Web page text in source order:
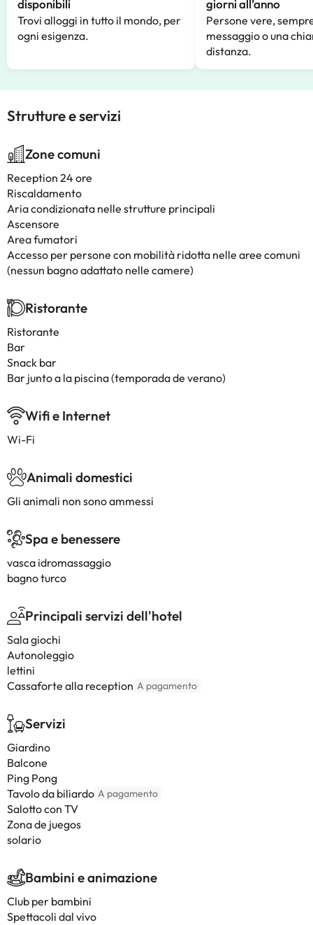
disponibili
Trovi alloggi in tutto il mondo, per
ogni esigenza.
giorni all’anno
Persone vere,
messaggio o una
distanza.
Strutture e servizi
Zone comuni
Reception 24 ore
Riscaldamento
Aria condizionata nelle strutture principali
Ascensore
Area fumatori
Accesso per persone con mobilità ridotta nelle aree comuni
(nessun bagno adattato nelle camere)
Ristorante
Ristorante
Bar
Snack bar
Bar junto a la piscina (temporada de verano)
Wifi e Internet
Wi-Fi
Animali domestici
Gli animali non sono ammessi
Spa e benessere
vasca idromassaggio
bagno turco
Principali servizi dell'hotel
Sala giochi
Autonoleggio
lettini
Cassaforte alla reception A pagamento
Servizi
Giardino
Balcone
Ping Pong
Tavolo da biliardo A pagamento
Salotto con TV
Zona de juegos
solario
Bambini e animazione
Club per bambini
Spettacoli dal vivo